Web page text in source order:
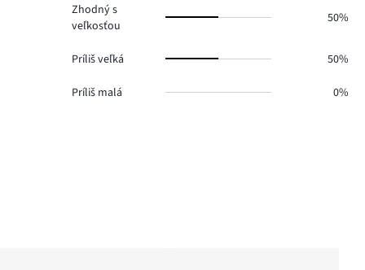
Zhodný s
veľkosťou
50%
Príliš veľká 50%
Príliš malá 0%